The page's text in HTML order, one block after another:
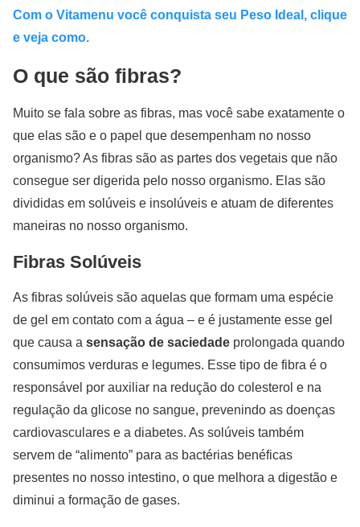
Com o Vitamenu você conquista seu Peso Ideal, clique
e veja como.
O que são fibras?
Muito se fala sobre as fibras, mas você sabe exatamente o
que elas são e o papel que desempenham no nosso
organismo? As fibras são as partes dos vegetais que não
consegue ser digerida pelo nosso organismo. Elas são
divididas em solúveis e insolúveis e atuam de diferentes
maneiras no nosso organismo.
Fibras Solúveis
As fibras solúveis são aquelas que formam uma espécie
de gel em contato com a água – e é justamente esse gel
que causa a sensação de saciedade prolongada quando
consumimos verduras e legumes. Esse tipo de fibra é o
responsável por auxiliar na redução do colesterol e na
regulação da glicose no sangue, prevenindo as doenças
cardiovasculares e a diabetes. As solúveis também
servem de “alimento” para as bactérias benéficas
presentes no nosso intestino, o que melhora a digestão e
diminui a formação de gases.